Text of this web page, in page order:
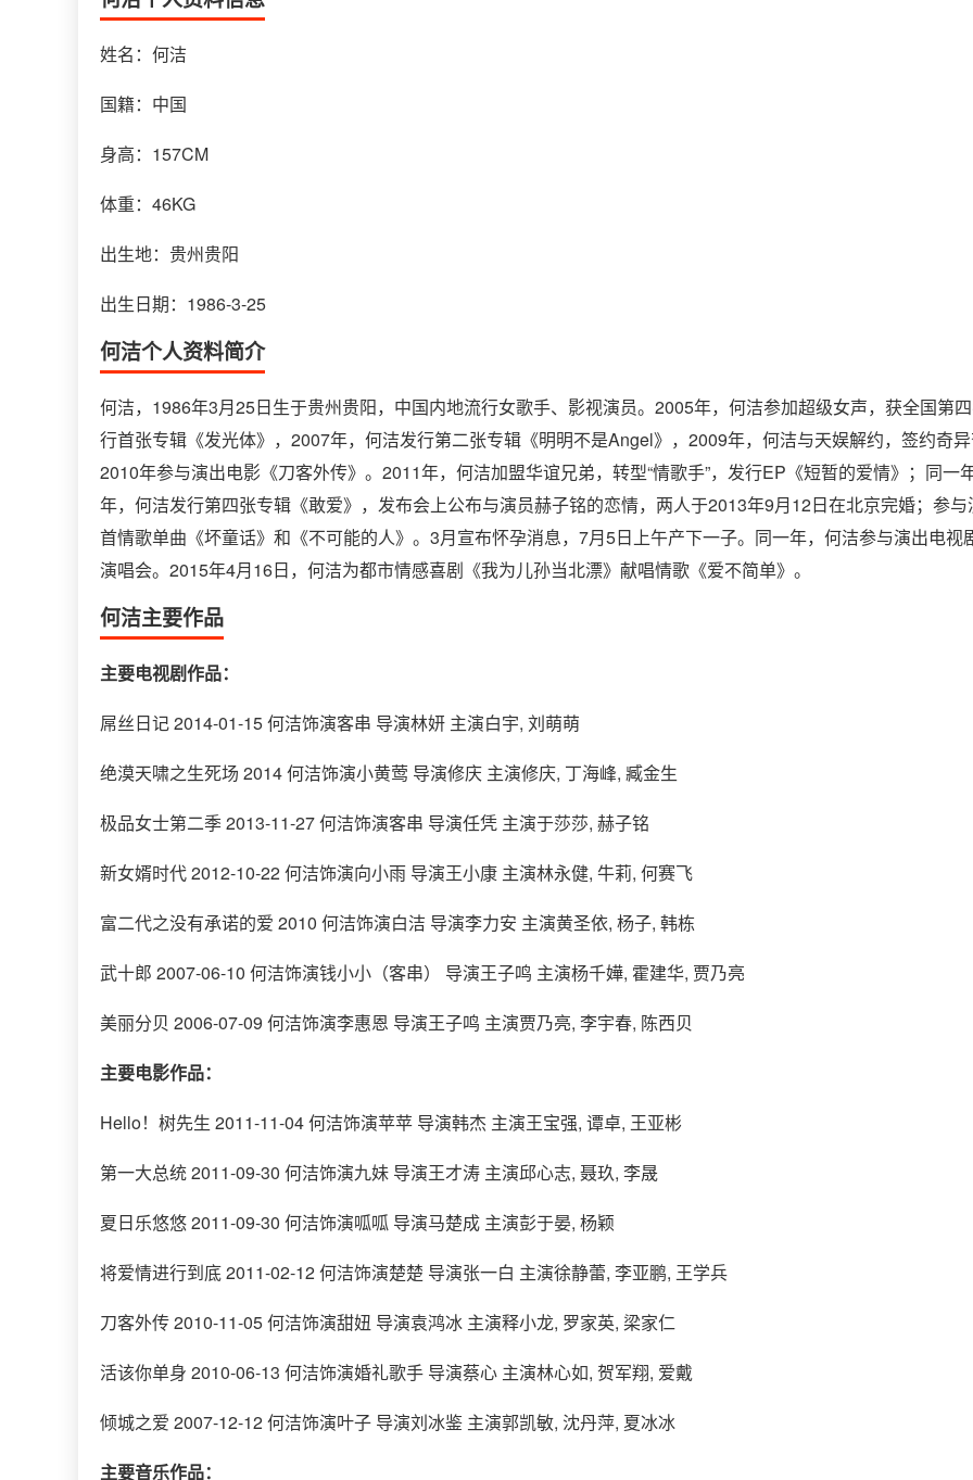
姓名：何洁
国籍：中国
身高：157CM
体重：46KG
出生地：贵州贵阳
出生日期：1986-3-25
何洁个人资料简介
何洁，1986年3月25日生于贵州贵阳，中国内地流行女歌手、影视演员。2005年，何洁参加超级女声，获全国第
行首张专辑《发光体》，2007年，何洁发行第二张专辑《明明不是Angel》，2009年，何洁与天娱解约，签约奇
2010年参与演出电影《刀客外传》。2011年，何洁加盟华谊兄弟，转型“情歌手”，发行EP《短暂的爱情》；同
年，何洁发行第四张专辑《敢爱》，发布会上公布与演员赫子铭的恋情，两人于2013年9月12日在北京完婚；参
首情歌单曲《坏童话》和《不可能的人》。3月宣布怀孕消息，7月5日上午产下一子。同一年，何洁参与演出电
演唱会。2015年4月16日，何洁为都市情感喜剧《我为儿孙当北漂》献唱情歌《爱不简单》。
何洁主要作品
主要电视剧作品：
屌丝日记 2014-01-15 何洁饰演客串 导演林妍 主演白宇, 刘萌萌
绝漠天啸之生死场 2014 何洁饰演小黄莺 导演修庆 主演修庆, 丁海峰, 臧金生
极品女士第二季 2013-11-27 何洁饰演客串 导演任凭 主演于莎莎, 赫子铭
新女婿时代 2012-10-22 何洁饰演向小雨 导演王小康 主演林永健, 牛莉, 何赛飞
富二代之没有承诺的爱 2010 何洁饰演白洁 导演李力安 主演黄圣依, 杨子, 韩栋
武十郎 2007-06-10 何洁饰演钱小小（客串） 导演王子鸣 主演杨千嬅, 霍建华, 贾乃亮
美丽分贝 2006-07-09 何洁饰演李惠恩 导演王子鸣 主演贾乃亮, 李宇春, 陈西贝
主要电影作品：
Hello！树先生 2011-11-04 何洁饰演苹苹 导演韩杰 主演王宝强, 谭卓, 王亚彬
第一大总统 2011-09-30 何洁饰演九妹 导演王才涛 主演邱心志, 聂玖, 李晟
夏日乐悠悠 2011-09-30 何洁饰演呱呱 导演马楚成 主演彭于晏, 杨颖
将爱情进行到底 2011-02-12 何洁饰演楚楚 导演张一白 主演徐静蕾, 李亚鹏, 王学兵
刀客外传 2010-11-05 何洁饰演甜妞 导演袁鸿冰 主演释小龙, 罗家英, 梁家仁
活该你单身 2010-06-13 何洁饰演婚礼歌手 导演蔡心 主演林心如, 贺军翔, 爱戴
倾城之爱 2007-12-12 何洁饰演叶子 导演刘冰鉴 主演郭凯敏, 沈丹萍, 夏冰冰
主要音乐作品：